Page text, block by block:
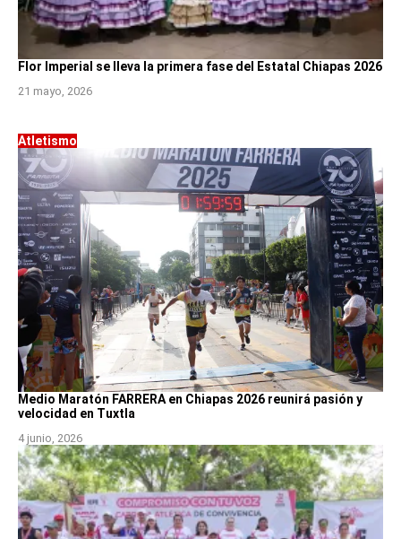
Flor Imperial se lleva la primera fase del Estatal Chiapas 2026
21 mayo, 2026
Atletismo
Medio Maratón FARRERA en Chiapas 2026 reunirá pasión y
velocidad en Tuxtla
4 junio, 2026